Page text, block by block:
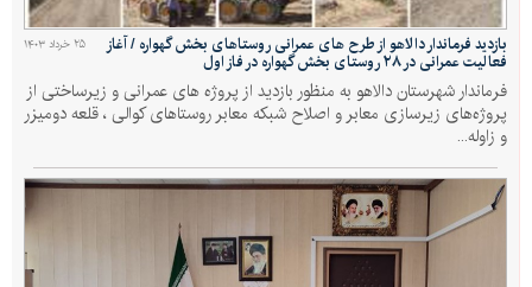
۲۵ خرداد ۱۴۰۳ بازدید فرماندار دالاهو از طرح های عمرانی روستاهای بخش گهواره / آغاز
فعالیت عمرانی در ۲۸ روستای بخش گهواره در فاز اول
فرماندار شهرستان دالاهو به منظور بازدید از پروژه های عمرانی و زیرساختی از
پروژه‌های زیرسازی معابر و اصلاح شبکه معابر روستاهای کوالی ، قلعه دومیزر
و زاوله...